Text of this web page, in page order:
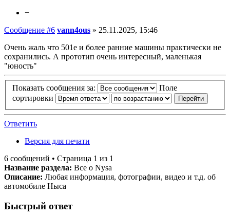
−
Сообщение #6 vann4ous » 25.11.2025, 15:46
Очень жаль что 501е и более ранние машины практически не
сохранились. А прототип очень интересный, маленькая
"юность"
Показать сообщения за:
Поле
сортировки
Ответить
Версия для печати
6 сообщений • Страница 1 из 1
Название раздела: Все о Nysa
Описание: Любая информация, фотографии, видео и т.д. об
автомобиле Ныса
Быстрый ответ